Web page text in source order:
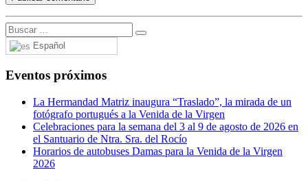
Español
Eventos próximos
La Hermandad Matriz inaugura “Traslado”, la mirada de un
fotógrafo portugués a la Venida de la Virgen
Celebraciones para la semana del 3 al 9 de agosto de 2026 en
el Santuario de Ntra. Sra. del Rocío
Horarios de autobuses Damas para la Venida de la Virgen
2026